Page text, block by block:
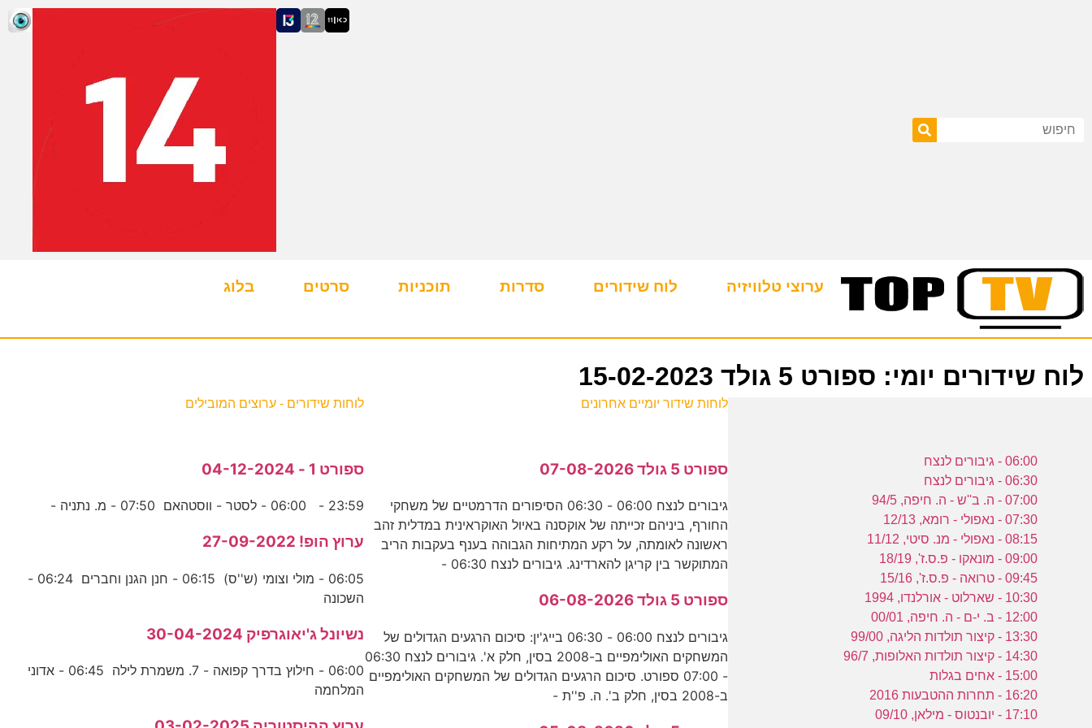
ערוצי טלוויזיה לוח שידורים סדרות תוכניות סרטים בלוג
לוח שידורים יומי: ספורט 5 גולד 15-02-2023
06:00 - גיבורים לנצח
06:30 - גיבורים לנצח
07:00 - ה. ב''ש - ה. חיפה, 94/5
07:30 - נאפולי - רומא, 12/13
08:15 - נאפולי - מנ. סיטי, 11/12
09:00 - מונאקו - פ.ס.ז', 18/19
09:45 - טרואה - פ.ס.ז', 15/16
10:30 - שארלוט - אורלנדו, 1994
12:00 - ב. י-ם - ה. חיפה, 00/01
13:30 - קיצור תולדות הליגה, 99/00
14:30 - קיצור תולדות האלופות, 96/7
15:00 - אחים בגלות
16:20 - תחרות ההטבעות 2016
17:10 - יובנטוס - מילאן, 09/10
לוחות שידור יומיים אחרונים
ספורט 5 גולד 07-08-2026
גיבורים לנצח 06:00 - 06:30 הסיפורים הדרמטיים של משחקי
החורף, ביניהם זכייתה של אוקסנה באיול האוקראינית במדלית זהב
ראשונה לאומתה, על רקע המתיחות הגבוהה בענף בעקבות הריב
המתוקשר בין קריגן להארדינג. גיבורים לנצח 06:30 -
ספורט 5 גולד 06-08-2026
גיבורים לנצח 06:00 - 06:30 בייג'ין: סיכום הרגעים הגדולים של
המשחקים האולימפיים ב-2008 בסין, חלק א'. גיבורים לנצח 06:30
- 07:00 ספורט. סיכום הרגעים הגדולים של המשחקים האולימפיים
ב-2008 בסין, חלק ב'. ה. פ''ת -
לוחות שידורים - ערוצים המובילים
ספורט 1 - 04-12-2024
23:59 - 06:00 - לסטר - ווסטהאם 07:50 - מ. נתניה -
ערוץ הופ! 27-09-2022
06:05 - מולי וצומי (ש''ס) 06:15 - חנן הגנן וחברים 06:24 -
השכונה
נשיונל ג'יאוגרפיק 30-04-2024
06:00 - חילוץ בדרך קפואה - 7. משמרת לילה 06:45 - אדוני
המלחמה